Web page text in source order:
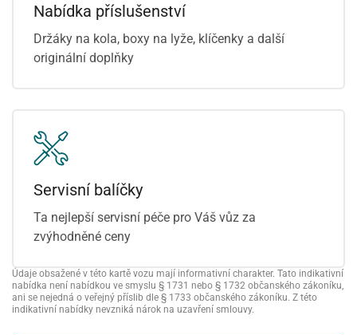
Nabídka příslušenství
Držáky na kola, boxy na lyže, klíčenky a další
originální doplňky
Servisní balíčky
Ta nejlepší servisní péče pro Váš vůz za
zvýhodněné ceny
Údaje obsažené v této kartě vozu mají informativní charakter. Tato indikativní
nabídka není nabídkou ve smyslu § 1731 nebo § 1732 občanského zákoníku,
ani se nejedná o veřejný příslib dle § 1733 občanského zákoníku. Z této
indikativní nabídky nevzniká nárok na uzavření smlouvy.